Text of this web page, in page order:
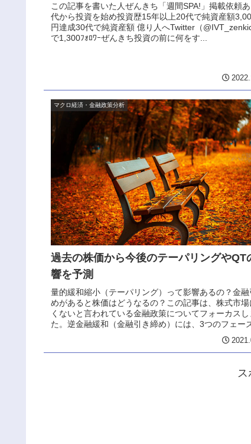
この記事を書いた人ぜんきち「週間SPA!」掲載依頼
代から投資を始め投資歴15年以上20代で純資産額
円達成30代で純資産額 億り人へTwitter（
で1,300ﾌｫﾛﾜｰぜんきち投資の前に何をす...
マクロ経済・金融政策分析
過去の株価から今後のテーパリングやQT
響を予測
量的緩和縮小（テーパリング）って影響あるの？金融
めがあると株価はどうなるの？この記事は、株式市場
くないと言われている金融政策についてフォーカスし
た。逆金融緩和（金融引き締め）には、3つのフェー